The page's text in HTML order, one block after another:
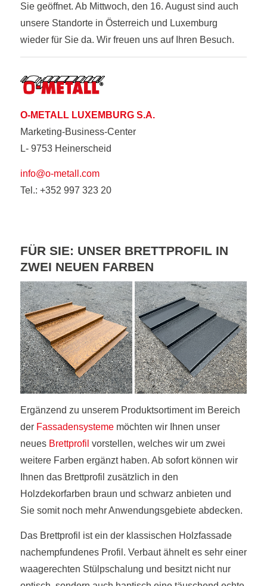
Sie geöffnet. Ab Mittwoch, den 16. August sind auch
unsere Standorte in Österreich und Luxemburg
wieder für Sie da. Wir freuen uns auf Ihren Besuch.
O-METALL LUXEMBURG S.A.
Marketing-Business-Center
L- 9753 Heinerscheid
info@o-metall.com
Tel.: +352 997 323 20
FÜR SIE: UNSER BRETTPROFIL IN
ZWEI NEUEN FARBEN
Ergänzend zu unserem Produktsortiment im Bereich
der Fassadensystememöchten wir Ihnen unser
neues Brettprofil vorstellen, welches wir um zwei
weitere Farben ergänzt haben. Ab sofort können wir
Ihnen das Brettprofil zusätzlich in den
Holzdekorfarben braun und schwarz anbieten und
Sie somit noch mehr Anwendungsgebiete abdecken.
Das Brettprofil ist ein der klassischen Holzfassade
nachempfundenes Profil. Verbaut ähnelt es sehr einer
waagerechten Stülpschalung und besitzt nicht nur